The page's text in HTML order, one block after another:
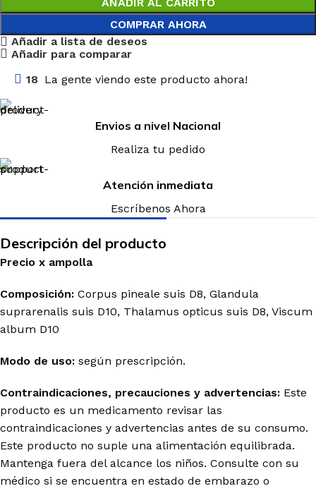
COMPRAR AHORA
Añadir a lista de deseos
Añadir para comparar
18 La gente viendo este producto ahora!
Envios a nivel Nacional
Realiza tu pedido
Atención inmediata
Escríbenos Ahora
Descripción del producto
Precio x ampolla
Composición: Corpus pineale suis D8, Glandula
suprarenalis suis D10, Thalamus opticus suis D8, Viscum
album D10
Modo de uso: según prescripción.
Contraindicaciones, precauciones y advertencias: Este
producto es un medicamento revisar las
contraindicaciones y advertencias antes de su consumo.
Este producto no suple una alimentación equilibrada.
Mantenga fuera del alcance los niños. Consulte con su
médico si se encuentra en estado de embarazo o